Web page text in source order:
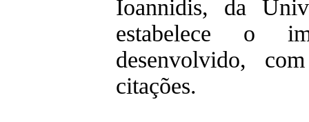
Ioannidis, da
estabelece o
desenvolvido,
citações.